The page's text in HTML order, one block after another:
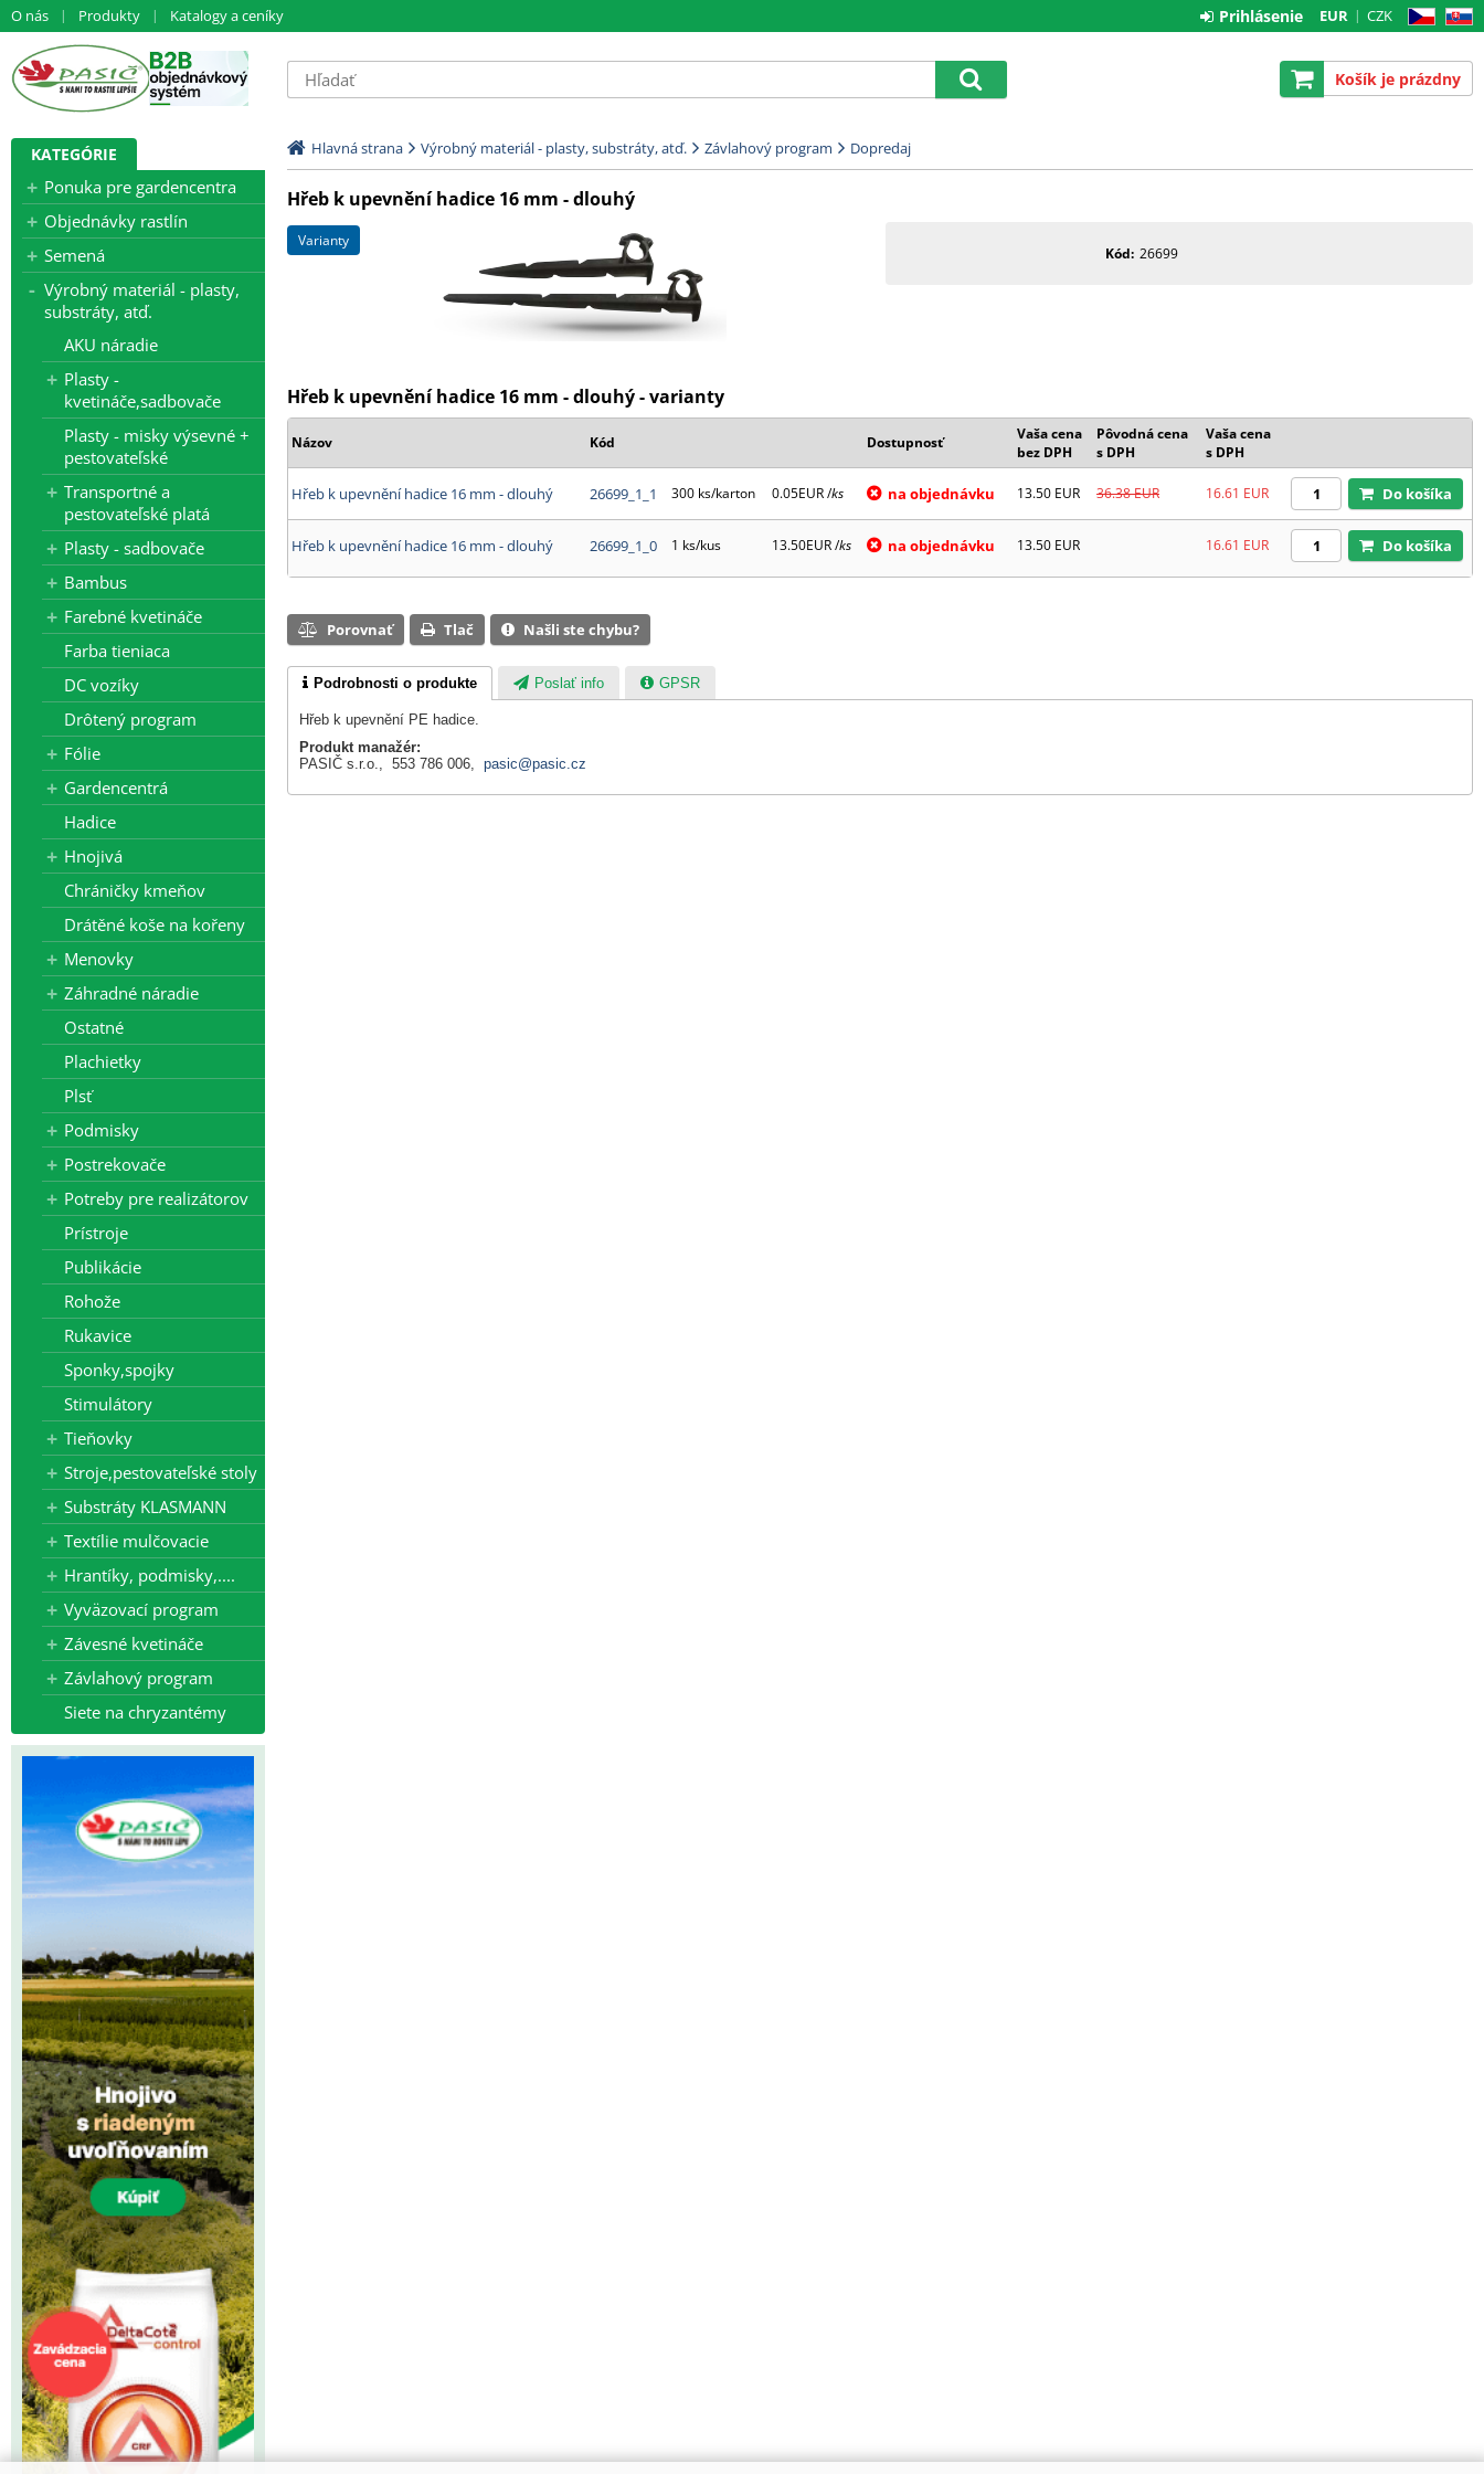
O nás Produkty Katalogy a ceníky CZ SK
EUR CZK
Prihlásenie
Košík je prázdny
KATEGÓRIE
Ponuka pre gardencentra
Objednávky rastlín
Semená
Výrobný materiál - plasty,
substráty, atď.
AKU náradie
Plasty -
kvetináče,sadbovače
Plasty - misky výsevné +
pestovateľské
Transportné a
pestovateľské platá
Plasty - sadbovače
Bambus
Farebné kvetináče
Farba tieniaca
DC vozíky
Drôtený program
Fólie
Gardencentrá
Hadice
Hnojivá
Chráničky kmeňov
Drátěné koše na kořeny
Menovky
Záhradné náradie
Ostatné
Plachietky
Plsť
Podmisky
Postrekovače
Potreby pre realizátorov
Prístroje
Publikácie
Rohože
Rukavice
Sponky,spojky
Stimulátory
Tieňovky
Stroje,pestovateľské stoly
Substráty KLASMANN
Textílie mulčovacie
Hrantíky, podmisky,....
Vyväzovací program
Závesné kvetináče
Závlahový program
Siete na chryzantémy
Hlavná strana Výrobný materiál - plasty, substráty, atď. Závlahový program Dopredaj
Hřeb k upevnění hadice 16 mm - dlouhý
varianty
Kód 26699
Hřeb k upevnění hadice 16 mm - dlouhý - varianty
Názov Kód Dostupnosť
Vaša cena
bez DPH
Pôvodná cena
s DPH
Vaša cena
s DPH
Hřeb k upevnění hadice 16 mm - dlouhý 26699_1_1 300 ks/karton 0.05EUR /ks na objednávku 13.50 EUR 36.38EUR 16.61 EUR Do košíka
Hřeb k upevnění hadice 16 mm - dlouhý 26699_1_0 1 ks/kus 13.50EUR /ks na objednávku 13.50 EUR 16.61 EUR Do košíka
Porovnať Tlač Našli ste chybu?
Podrobnosti o produkte Poslať info GPSR
Hřeb k upevnění PE hadice.
Produkt manažér:
PASIČ s.r.o., 553 786 006, pasic@pasic.cz